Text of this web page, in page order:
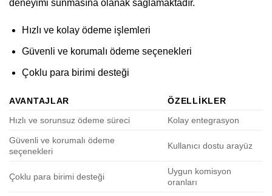
deneyimi sunmasına olanak sağlamaktadır.
Hızlı ve kolay ödeme işlemleri
Güvenli ve korumalı ödeme seçenekleri
Çoklu para birimi desteği
AVANTAJLAR
ÖZELLIKLER
Hızlı ve sorunsuz ödeme süreci
Kolay entegrasyon
Güvenli ve korumalı ödeme
seçenekleri
Kullanıcı dostu arayüz
Çoklu para birimi desteği
Uygun komisyon
oranları